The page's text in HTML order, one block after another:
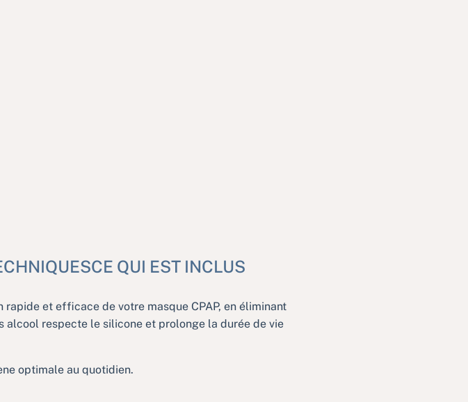
CE QUI EST INCLUS
et efficace de votre masque CPAP, en éliminant
alcool respecte le silicone et prolonge la durée de vie
optimale au quotidien.